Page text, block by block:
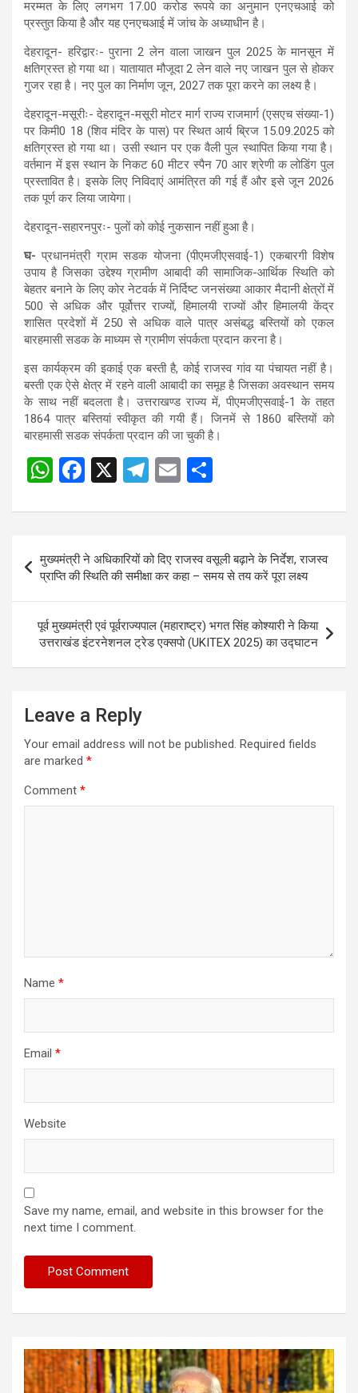
मरम्मत के लिए लगभग 17.00 करोड रूपये का अनुमान एनएचआई को
प्रस्तुत किया है और यह एनएचआई में जांच के अध्याधीन है।
देहरादून- हरिद्वारः- पुराना 2 लेन वाला जाखन पुल 2025 के मानसून में
क्षतिग्रस्त हो गया था। यातायात मौजूदा 2 लेन वाले नए जाखन पुल से होकर
गुजर रहा है। नए पुल का निर्माण जून, 2027 तक पूरा करने का लक्ष्य है।
देहरादून-मसूरीः- देहरादून-मसूरी मोटर मार्ग राज्य राजमार्ग (एसएच संख्या-1)
पर किमी0 18 (शिव मंदिर के पास) पर स्थित आर्य ब्रिज 15.09.2025 को
क्षतिग्रस्त हो गया था। उसी स्थान पर एक वैली पुल स्थापित किया गया है।
वर्तमान में इस स्थान के निकट 60 मीटर स्पैन 70 आर श्रेणी क लोडिंग पुल
प्रस्तावित है। इसके लिए निविदाएं आमंत्रित की गई हैं और इसे जून 2026
तक पूर्ण कर लिया जायेगा।
देहरादून-सहारनपुरः- पुलों को कोई नुकसान नहीं हुआ है।
घ- प्रधानमंत्री ग्राम सडक योजना (पीएमजीएसवाई-1) एकबारगी विशेष
उपाय है जिसका उद्देश्य ग्रामीण आबादी की सामाजिक-आर्थिक स्थिति को
बेहतर बनाने के लिए कोर नेटवर्क में निर्दिष्ट जनसंख्या आकार मैदानी क्षेत्रों में
500 से अधिक और पूर्वोत्तर राज्यों, हिमालयी राज्यों और हिमालयी केंद्र
शासित प्रदेशों में 250 से अधिक वाले पात्र असंबद्ध बस्तियों को एकल
बारहमासी सडक के माध्यम से ग्रामीण संपर्कता प्रदान करना है।
इस कार्यक्रम की इकाई एक बस्ती है, कोई राजस्व गांव या पंचायत नहीं है।
बस्ती एक ऐसे क्षेत्र में रहने वाली आबादी का समूह है जिसका अवस्थान समय
के साथ नहीं बदलता है। उत्तराखण्ड राज्य में, पीएमजीएसवाई-1 के तहत
1864 पात्र बस्तियां स्वीकृत की गयी हैं। जिनमें से 1860 बस्तियों को
बारहमासी सडक संपर्कता प्रदान की जा चुकी है।
PostW
at
s
A
p
p
F
ce
b
o
o
k
X
T
e
gr
a
m
E
ail ar
e
navigation
मुख्यमंत्री ने अधिकारियों को दिए राजस्व वसूली बढ़ाने के निर्देश, राजस्व
प्राप्ति की स्थिति की समीक्षा कर कहा – समय से तय करें पूरा लक्ष्य
पूर्व मुख्यमंत्री एवं पूर्वराज्यपाल (महाराष्ट्र) भगत सिंह कोश्यारी ने किया
उत्तराखंड इंटरनेशनल ट्रेड एक्सपो (UKITEX 2025) का उद्घाटन
Leave a Reply
Your email address will not be published. Required fields
are marked *
Comment *
Name *
Email *
Website
Save my name, email, and website in this browser for the
next time I comment.